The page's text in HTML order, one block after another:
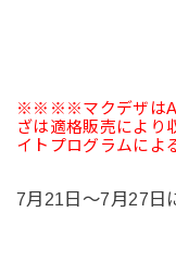
※※※※マクデザは
ざは適格販売により
イトプログラムに
7月21日〜7月27日